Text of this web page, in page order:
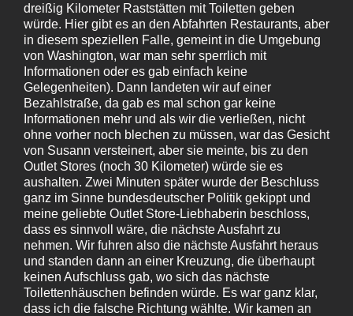
dreißig Kilometer Raststätten mit Toiletten geben
würde. Hier gibt es an den Abfahrten Restaurants, aber
in diesem speziellen Falle, gemeint in die Umgebung
von Washington, war man sehr sperrlich mit
Informationen oder es gab einfach keine
Gelegenheiten). Dann landeten wir auf einer
Bezahlstraße, da gab es mal schon gar keine
Informationen mehr und als wir die verließen, nicht
ohne vorher noch blechen zu müssen, war das Gesicht
von Susann versteinert, aber sie meinte, bis zu den
Outlet Stores (noch 30 Kilometer) würde sie es
aushalten. Zwei Minuten später wurde der Beschluss
ganz im Sinne bundesdeutscher Politik gekippt und
meine geliebte Outlet Store-Liebhaberin beschloss,
dass es sinnvoll wäre, die nächste Ausfahrt zu
nehmen. Wir fuhren also die nächste Ausfahrt heraus
und standen dann an einer Kreuzung, die überhaupt
keinen Aufschluss gab, wo sich das nächste
Toilettenhäuschen befinden würde. Es war ganz klar,
dass ich die falsche Richtung wählte. Wir kamen an